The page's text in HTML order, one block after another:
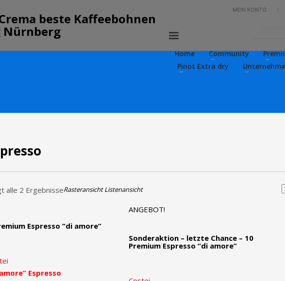
MEIN KONTO
Home Community
Pinot Extra dry
alle 2 ErgebnisseRasteransicht Listenansicht
Espresso “di amore”
Espresso
ANGEBOT!
Sonderaktion – letzte Chance – 10
Premium Espresso “di amore”